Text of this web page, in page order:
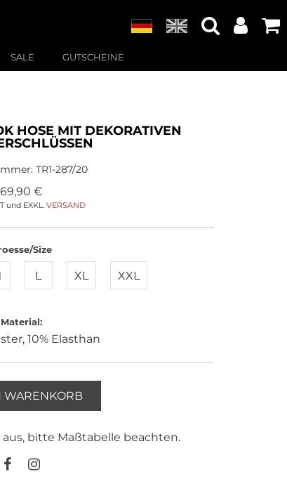
SALE GUTSCHEINE
HOSE MIT DEKORATIVEN
TR1-287/20
69,90 €
und EXKL.VERSAND
Size
L XL XXL
Material:
10% Elasthan
WARENKORB
bitte Maßtabelle beachten.